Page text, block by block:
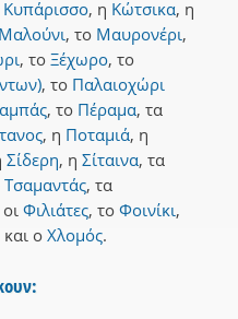
Κυπάρισσο, η Κώτσικα, η
Μαλούνι, το Μαυρονέρι,
, το Ξέχωρο, το
, το Παλαιοχώρι
, το Πέραμα, τα
, η Ποταμιά, η
Σίδερη, η Σίταινα, τα
Τσαμαντάς, τα
οι Φιλιάτες, το Φοινίκι,
και ο Χλομός.